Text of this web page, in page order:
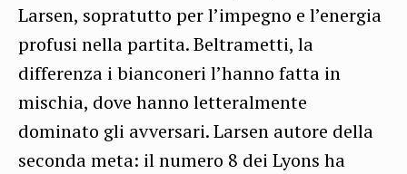
Larsen, sopratutto per l’impegno e l’energia
profusi nella partita.Beltrametti, la
differenza i bianconeri l’hanno fatta in
mischia, dove hanno letteralmente
dominato gli avversari. Larsen autore della
seconda meta: il numero 8 dei Lyons ha